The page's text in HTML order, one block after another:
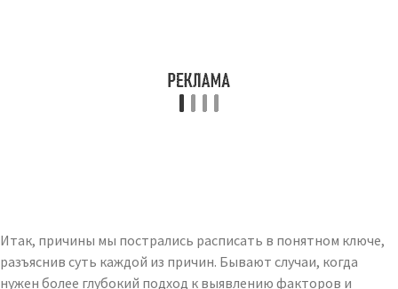
Итак, причины мы пострались расписать в понятном ключе,
разъяснив суть каждой из причин. Бывают случаи, когда
нужен более глубокий подход к выявлению факторов и